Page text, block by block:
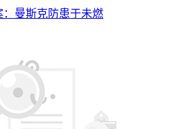
曼斯克防患于未燃